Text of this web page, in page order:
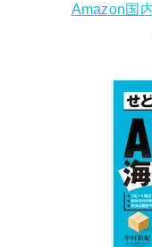
Amazon国